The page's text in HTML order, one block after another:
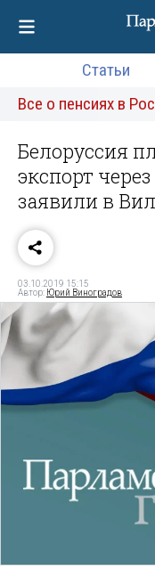
Статьи
Все о пенсиях в
Белоруссия
экспорт
заявили в
03.10.2019 15:15
Автор: Юрий Виноградов